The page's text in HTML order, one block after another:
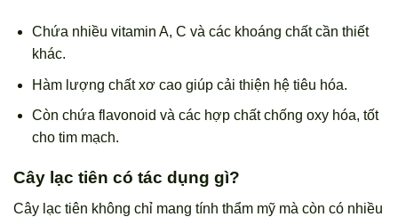
Chứa nhiều vitamin A, C và các khoáng chất cần thiết
khác.
Hàm lượng chất xơ cao giúp cải thiện hệ tiêu hóa.
Còn chứa flavonoid và các hợp chất chống oxy hóa, tốt
cho tim mạch.
Cây lạc tiên có tác dụng gì?
Cây lạc tiên không chỉ mang tính thẩm mỹ mà còn có nhiều